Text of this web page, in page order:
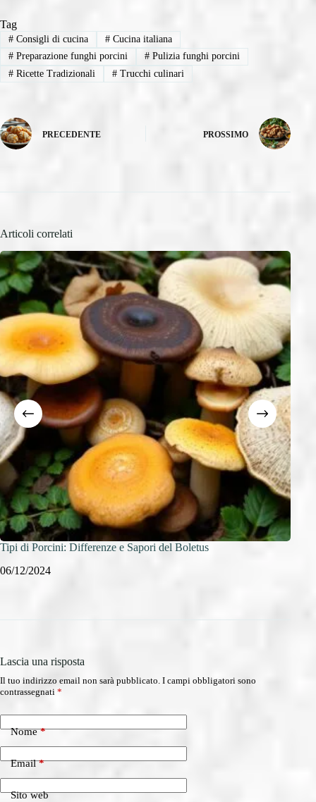
Tag
#Consigli di cucina #Cucina italiana
#Preparazione funghi porcini #Pulizia funghi porcini
#Ricette Tradizionali #Trucchi culinari
PRECEDENTE PROSSIMO
Articoli correlati
Tipi di Porcini: Differenze e Sapori del Boletus
06/12/2024
Lascia una risposta
Il tuo indirizzo email non sarà pubblicato. I campi obbligatori sono
contrassegnati *
Nome*
Email*
Sito web